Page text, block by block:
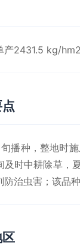
产2431.5 kg/
播种，整地时
及时中耕除草，
治虫害；该品